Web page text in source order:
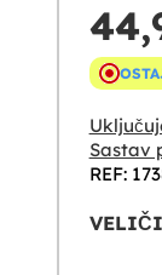
Sastav
REF: